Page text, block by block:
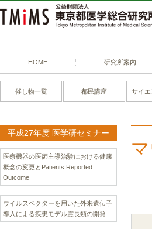
HOME 研究所案内
催し物一覧 都民講座 サイエ
平成27年度 医学研セミナー
医療機器の医師主導治験における健康
概念の変更とPatients Reported
Outcome
ウイルスベクターを用いた外来遺伝子
導入による疾患モデル霊長類の開発